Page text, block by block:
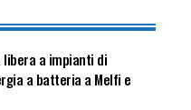
libera a impianti di
a batteria a Melfi e